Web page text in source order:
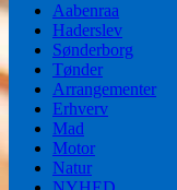
Aabenraa
Haderslev
Sønderborg
Tønder
Arrangementer
Erhverv
Mad
Motor
Natur